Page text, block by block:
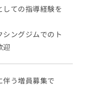
しての指導経験を
シングジムでのト
迎
伴う増員募集で